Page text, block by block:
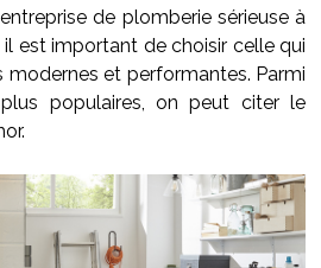
de plomberie sérieuse à
il est important de choisir celle qui
et performantes. Parmi
populaires, on peut citer le